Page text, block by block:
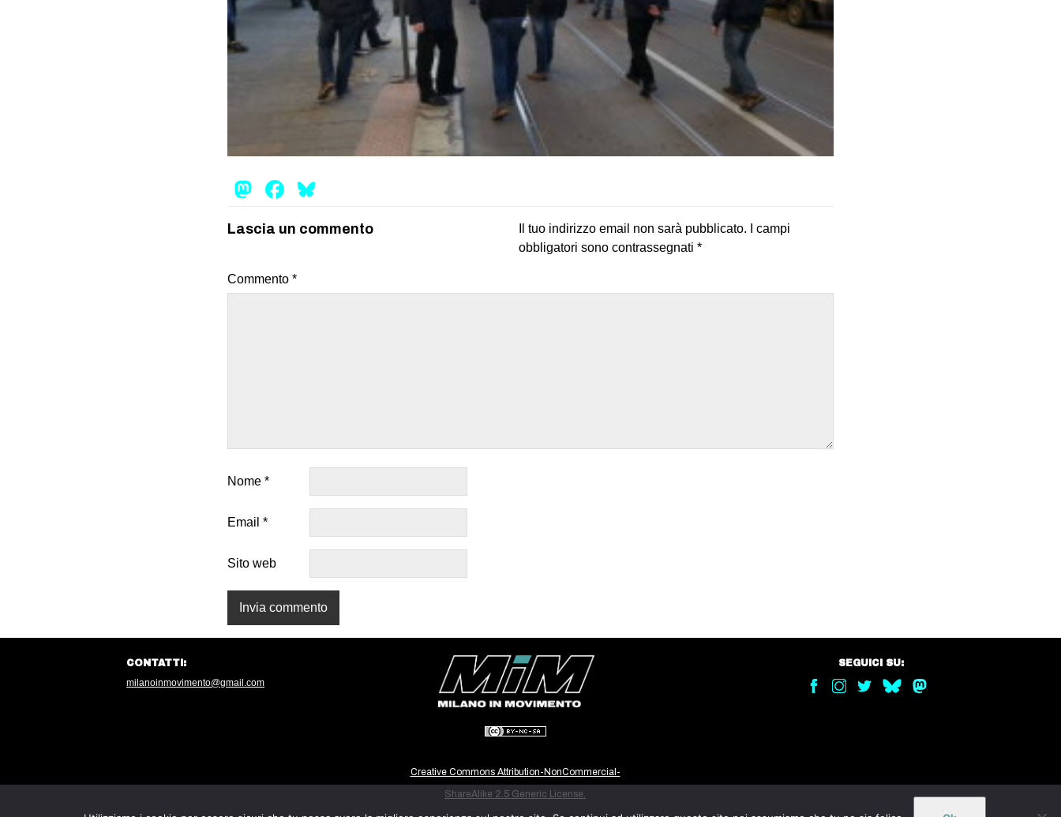
Mastodon
Facebook
Lascia un commento Il tuo indirizzo email non sarà pubblicato.
I campi
obbligatori sono contrassegnati *
Commento *
Nome *
Email *
Sito web
Creative Commons Attribution-NonCommercial-
ShareAlike 2.5 Generic License.
CONTATTI:
milanoinmovimento@gmail.com
SEGUICI SU: